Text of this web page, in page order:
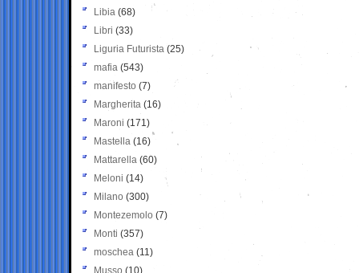
Libia (68)
Libri (33)
Liguria Futurista (25)
mafia (543)
manifesto (7)
Margherita (16)
Maroni (171)
Mastella (16)
Mattarella (60)
Meloni (14)
Milano (300)
Montezemolo (7)
Monti (357)
moschea (11)
Musso (10)